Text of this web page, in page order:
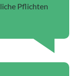
Pflichten